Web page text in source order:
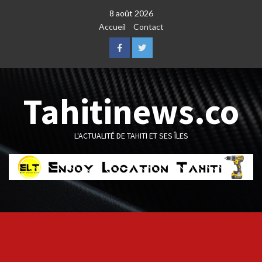
8 août 2026
Accueil
Contact
FacebookTwitter
Tahitinews.co
L'ACTUALITÉ DE TAHITI ET SES ÎLES